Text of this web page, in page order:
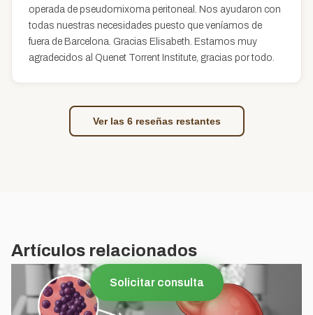
operada de pseudomixoma peritoneal. Nos ayudaron con
todas nuestras necesidades puesto que veníamos de
fuera de Barcelona. Gracias Elisabeth. Estamos muy
agradecidos al Quenet Torrent Institute, gracias por todo.
Ver las 6 reseñas restantes
Artículos relacionados
Solicitar consulta